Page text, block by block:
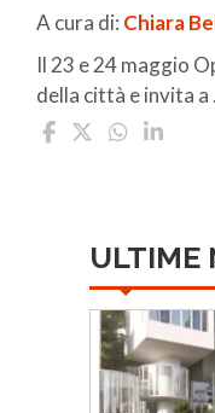
A cura di: Chiara
Il 23 e 24 maggio
della città e invita a
ULTIME